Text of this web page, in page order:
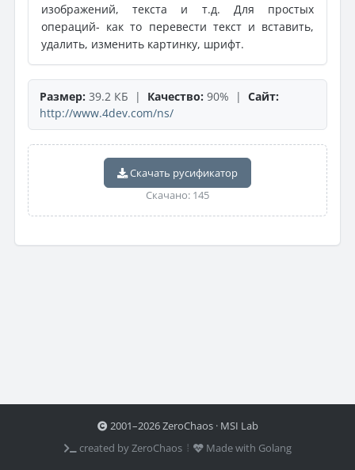
изображений, текста и т.д. Для простых
операций- как то перевести текст и вставить,
удалить, изменить картинку, шрифт.
Размер: 39.2 КБ | Качество: 90% | Сайт:
http://www.4dev.com/ns/
Скачать русификатор
Скачано: 145
2001–2026 ZeroChaos · MSI Lab
created by ZeroChaos ⦙
Made with Golang